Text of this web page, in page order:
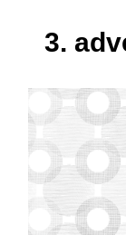
3.